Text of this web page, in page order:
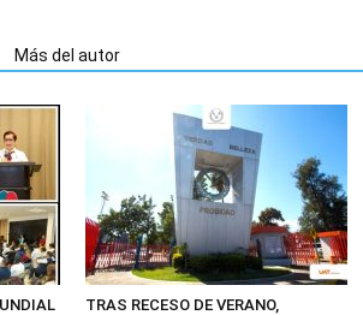
Más del autor
TRAS RECESO DE VERANO,